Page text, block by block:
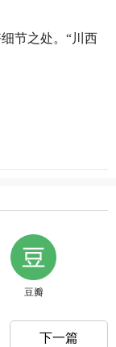
节之处。“川西
豆瓣
下一篇